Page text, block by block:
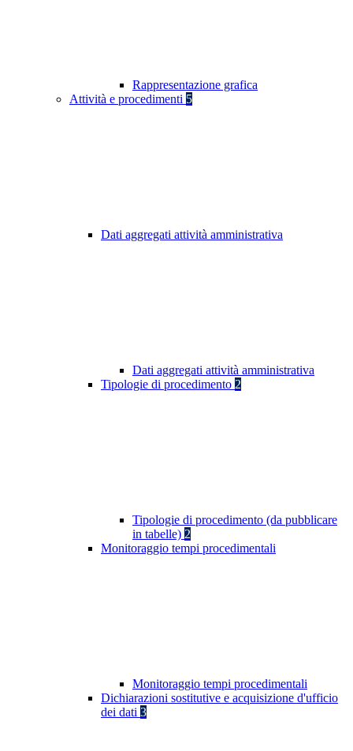
Rappresentazione grafica
Attività e procedimenti 5
Dati aggregati attività amministrativa
Dati aggregati attività amministrativa
Tipologie di procedimento 2
Tipologie di procedimento (da pubblicare
in tabelle) 2
Monitoraggio tempi procedimentali
Monitoraggio tempi procedimentali
Dichiarazioni sostitutive e acquisizione d'ufficio
dei dati 3